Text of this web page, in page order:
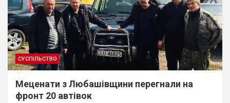
СУСПІЛЬСТВО
Меценати з Любашівщини перегнали на
фронт 20 автівок